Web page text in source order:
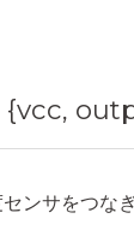
ンサをつなぎ